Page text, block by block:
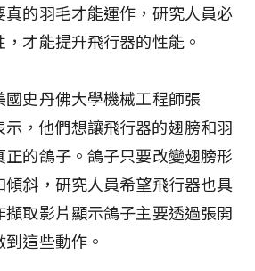
的羽毛才能運作，研究人員必
才能提升飛行器的性能。
史丹佛大學機械工程師張
示，他們想讓飛行器的翅膀和羽
的鴿子。鴿子只要改變翅膀形
斜，研究人員希望飛行器也具
取影片顯示鴿子主要透過張開
這些動作。